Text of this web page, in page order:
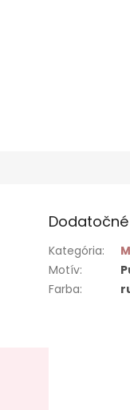
Kategória:
Motív:
Farba: